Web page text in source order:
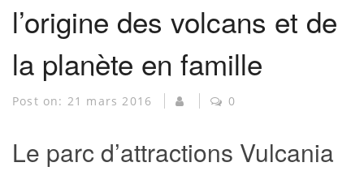
l’origine des volcans et de
la planète en famille
Post on: 21 mars 2016 0
Le parc d’attractions Vulcania